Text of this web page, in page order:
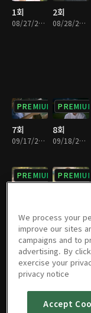
1회
08/27/2016 • 1시간 6분
2회
08/28/2016 • 1시간 4분
PREMIUM
7회
09/17/2016 • 1시간 3분
PREMIUM
8회
09/18/2016 • 1시간 6분
PREMIUM PREMIUM
PREMIUM
19회
10/29/2016 • 1시간 5분
20회
We process your
improve our sites
campaigns and to
advertising. By
exercise your
privacy notice
Accept